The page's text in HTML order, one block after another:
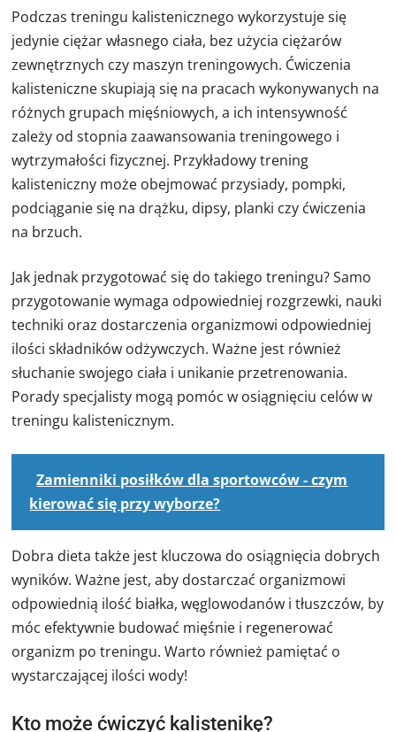
Podczas treningu kalistenicznego wykorzystuje się
jedynie ciężar własnego ciała, bez użycia ciężarów
zewnętrznych czy maszyn treningowych. Ćwiczenia
kalisteniczne skupiają się na pracach wykonywanych na
różnych grupach mięśniowych, a ich intensywność
zależy od stopnia zaawansowania treningowego i
wytrzymałości fizycznej. Przykładowy trening
kalisteniczny może obejmować przysiady, pompki,
podciąganie się na drążku, dipsy, planki czy ćwiczenia
na brzuch.
Jak jednak przygotować się do takiego treningu? Samo
przygotowanie wymaga odpowiedniej rozgrzewki, nauki
techniki oraz dostarczenia organizmowi odpowiedniej
ilości składników odżywczych. Ważne jest również
słuchanie swojego ciała i unikanie przetrenowania.
Porady specjalisty mogą pomóc w osiągnięciu celów w
treningu kalistenicznym.
Zamienniki posiłków dla sportowców - czym
kierować się przy wyborze?
Dobra dieta także jest kluczowa do osiągnięcia dobrych
wyników. Ważne jest, aby dostarczać organizmowi
odpowiednią ilość białka, węglowodanów i tłuszczów, by
móc efektywnie budować mięśnie i regenerować
organizm po treningu. Warto również pamiętać o
wystarczającej ilości wody!
Kto może ćwiczyć kalistenikę?